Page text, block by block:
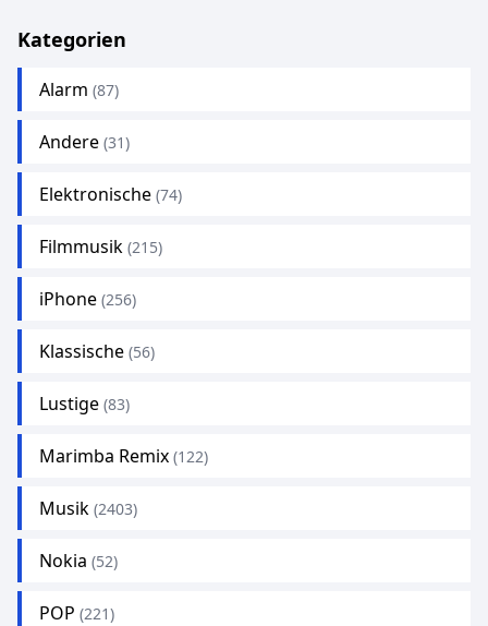
Kategorien
Alarm (87)
Andere (31)
Elektronische (74)
Filmmusik (215)
iPhone (256)
Klassische (56)
Lustige (83)
Marimba Remix (122)
Musik (2403)
Nokia (52)
POP (221)